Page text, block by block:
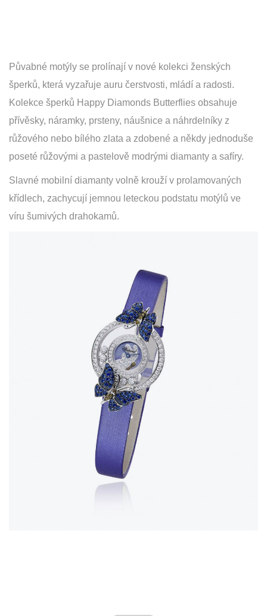
Půvabné motýly se prolínají v nové kolekci ženských
šperků, která vyzařuje auru čerstvosti, mládí a radosti.
Kolekce šperků Happy Diamonds Butterflies obsahuje
přívěsky, náramky, prsteny, náušnice a náhrdelníky z
růžového nebo bílého zlata a zdobené a někdy jednoduše
poseté růžovými a pastelově modrými diamanty a safíry.
Slavné mobilní diamanty volně krouží v prolamovaných
křídlech, zachycují jemnou leteckou podstatu motýlů ve
víru šumivých drahokamů.